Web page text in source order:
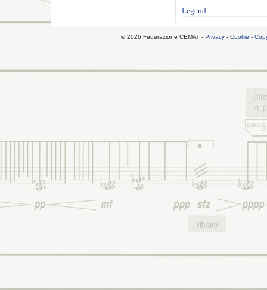
Legend
© 2026 Federazione CEMAT - Privacy - Cookie -